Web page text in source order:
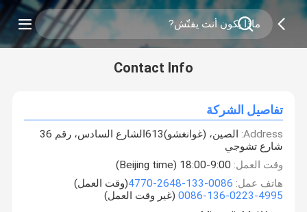
Contact Info
تفاصيل الشركة
Address:
الصين، (غوانغشو)613الشارع السادس، رقم 36
شارع تشوجي
وقت العمل:
هاتف عمل: 0086-133-2648-4770
(وقت العمل)
0086-136-0223-4995 (غير وقت العمل)